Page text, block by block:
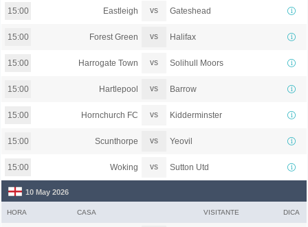
15:00 Eastleigh vs Gateshead
15:00 Forest Green vs Halifax
15:00 Harrogate Town vs Solihull Moors
15:00 Hartlepool vs Barrow
15:00 Hornchurch FC vs Kidderminster
15:00 Scunthorpe vs Yeovil
15:00 Woking vs Sutton Utd
10 May 2026
HORA CASA VISITANTE DICA